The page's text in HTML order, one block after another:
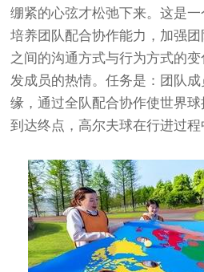
绷紧的心弦才松弛下来。这是
培养团队配合协作能力，加强
之间的沟通方式与行为方式的
发成员的热情。任务是：团队
缘，通过全队配合协作使世界
到达终点，高尔夫球在行进过程